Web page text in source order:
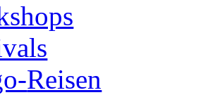
Reisen